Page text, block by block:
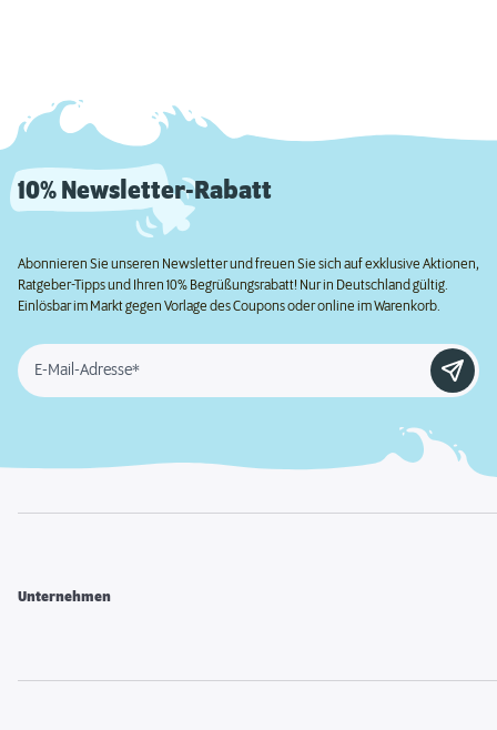
10% Newsletter-Rabatt
Abonnieren Sie unseren Newsletter und freuen Sie sich auf exklusive Aktionen,
Ratgeber-Tipps und Ihren 10% Begrüßungsrabatt! Nur in Deutschland gültig.
Einlösbar im Markt gegen Vorlage des Coupons oder online im Warenkorb.
E-Mail-Adresse*
Unternehmen